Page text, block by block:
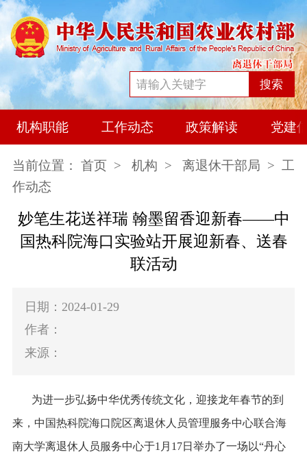
搜索
机构职能 工作动态 政策解读 党建
当前位置： 首页 > 机构 > 离退休干部局 > 工
作动态
妙笔生花送祥瑞 翰墨留香迎新春——中
国热科院海口实验站开展迎新春、送春
联活动
日期：2024-01-29
作者：
来源：
为进一步弘扬中华优秀传统文化，迎接龙年春节的到
来，中国热科院海口院区离退休人员管理服务中心联合海
南大学离退休人员服务中心于1月17日举办了一场以“丹心